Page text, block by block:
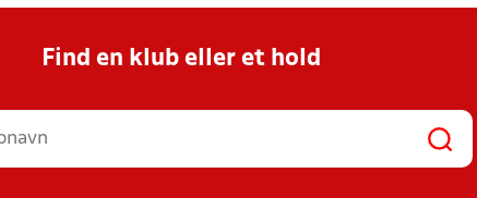
Find en klub eller et hold